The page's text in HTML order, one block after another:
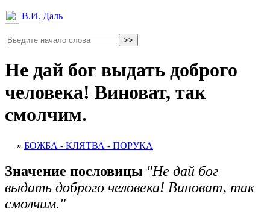
В.И. Даль
Не дай бог выдать доброго
человека! Виноват, так
смолчим.
» БОЖБА - КЛЯТВА - ПОРУКА
Значение пословицы "Не дай бог
выдать доброго человека! Виноват, так
смолчим."